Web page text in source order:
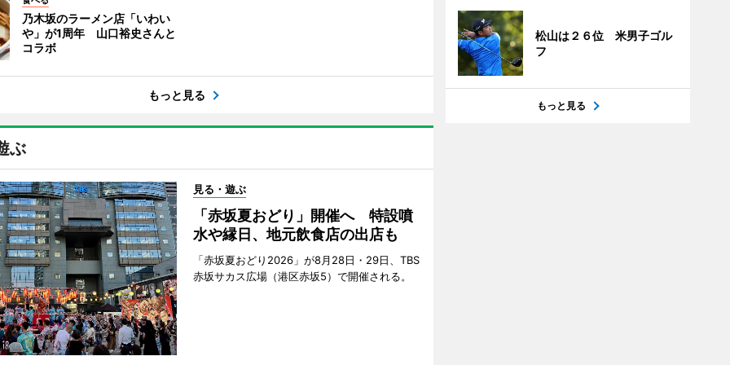
乃木坂のラーメン店「いわい
や」が1周年 山口裕史さんと
コラボ
もっと見る
ぶ
見る・遊ぶ
「赤坂夏おどり」開催へ 特設噴
水や縁日、地元飲食店の出店も
「赤坂夏おどり2026」が8月28日・29日、TBS
赤坂サカス広場（港区赤坂5）で開催される。
松山は２６位 米男子ゴル
フ
もっと見る